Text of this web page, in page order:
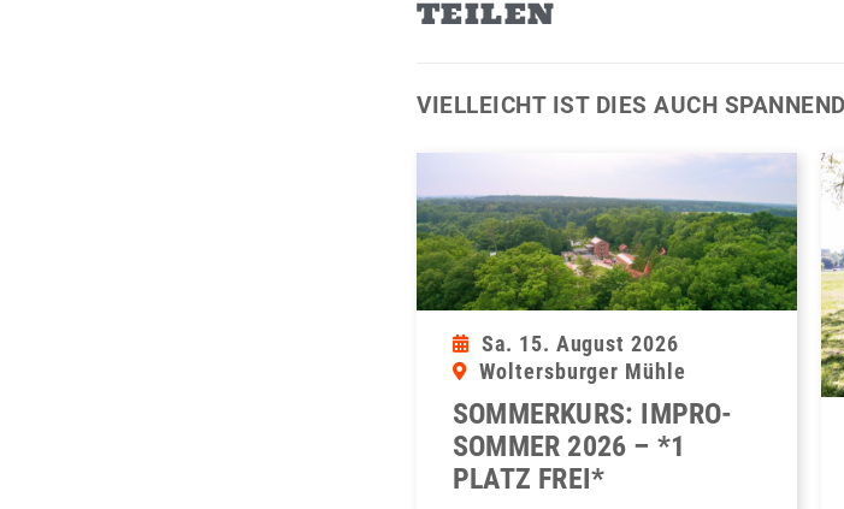
TEILEN
VIELLEICHT IST DIES AUCH SPANNEND
Sa. 15. August 2026
Woltersburger Mühle
SOMMERKURS: IMPRO-
SOMMER 2026 – *1
PLATZ FREI*